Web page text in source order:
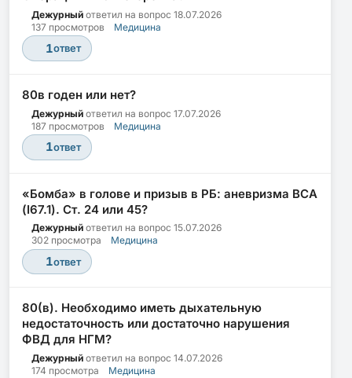
Дежурный ответил на вопрос 18.07.2026
137 просмотров
Медицина
1ответ
80в годен или нет?
Дежурный ответил на вопрос 17.07.2026
187 просмотров
Медицина
1ответ
«Бомба» в голове и призыв в РБ: аневризма ВСА
(I67.1). Ст. 24 или 45?
Дежурный ответил на вопрос 15.07.2026
302 просмотра
Медицина
1ответ
80(в). Необходимо иметь дыхательную
недостаточность или достаточно нарушения
ФВД для НГМ?
Дежурный ответил на вопрос 14.07.2026
174 просмотра
Медицина